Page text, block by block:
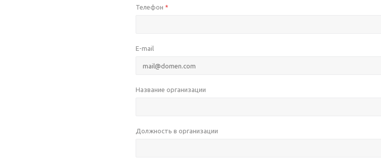
Телефон *
E-mail
Название организации
Должность в организации